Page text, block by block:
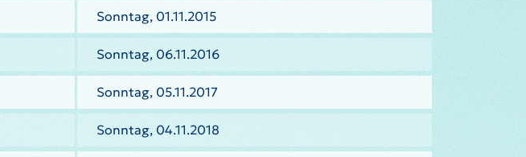
Sonntag, 01.11.2015
Sonntag, 06.11.2016
Sonntag, 05.11.2017
Sonntag, 04.11.2018